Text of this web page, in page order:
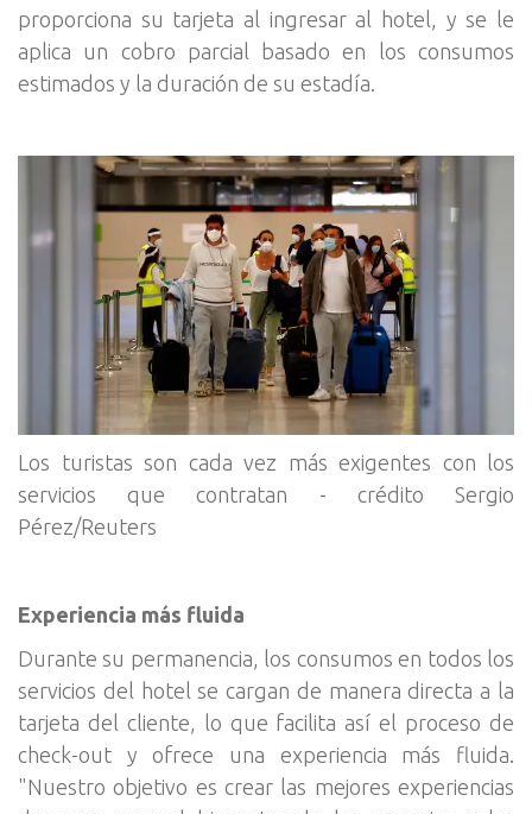
proporciona su tarjeta al ingresar al hotel, y se le
aplica un cobro parcial basado en los consumos
estimados y la duración de su estadía.
Los turistas son cada vez más exigentes con los
servicios que contratan - crédito Sergio
Pérez/Reuters
Experiencia más fluida
Durante su permanencia, los consumos en todos los
servicios del hotel se cargan de manera directa a la
tarjeta del cliente, lo que facilita así el proceso de
check-out y ofrece una experiencia más fluida.
"Nuestro objetivo es crear las mejores experiencias